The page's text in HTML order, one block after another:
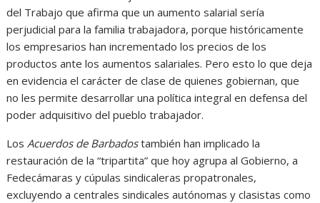
del Trabajo que afirma que un aumento salarial sería
perjudicial para la familia trabajadora, porque históricamente
los empresarios han incrementado los precios de los
productos ante los aumentos salariales. Pero esto lo que deja
en evidencia el carácter de clase de quienes gobiernan, que
no les permite desarrollar una política integral en defensa del
poder adquisitivo del pueblo trabajador.
Los Acuerdos de Barbadostambién han implicado la
restauración de la “tripartita” que hoy agrupa al Gobierno, a
Fedecámaras y cúpulas sindicaleras propatronales,
excluyendo a centrales sindicales autónomas y clasistas como